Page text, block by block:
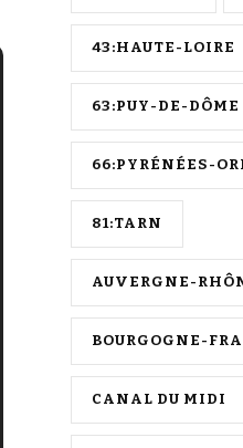
43:HAUTE-LOIRE
63:PUY-DE-DÔME
66:PYRÉNÉES-
81:TARN
AUVERGNE-
BOURGOGNE-
CANAL DU MIDI